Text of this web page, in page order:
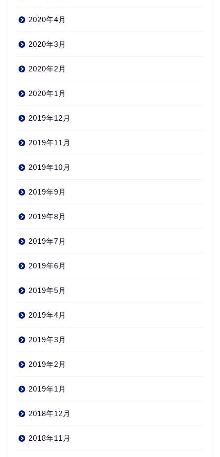
2020年4月
2020年3月
2020年2月
2020年1月
2019年12月
2019年11月
2019年10月
2019年9月
2019年8月
2019年7月
2019年6月
2019年5月
2019年4月
2019年3月
2019年2月
2019年1月
2018年12月
2018年11月